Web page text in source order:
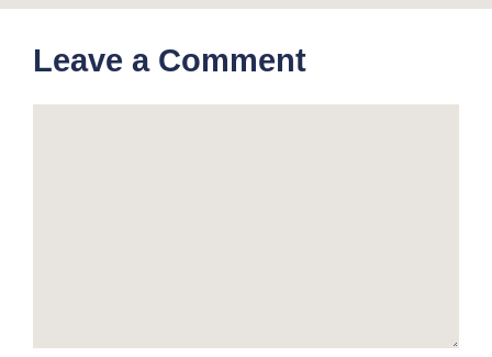
Leave a Comment